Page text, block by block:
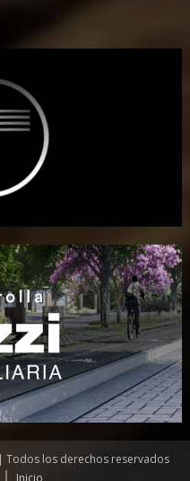
Todos los derechos reservados